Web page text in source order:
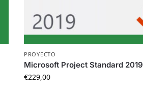
PROYECTO
Microsoft Project Standard 2019
€229,00